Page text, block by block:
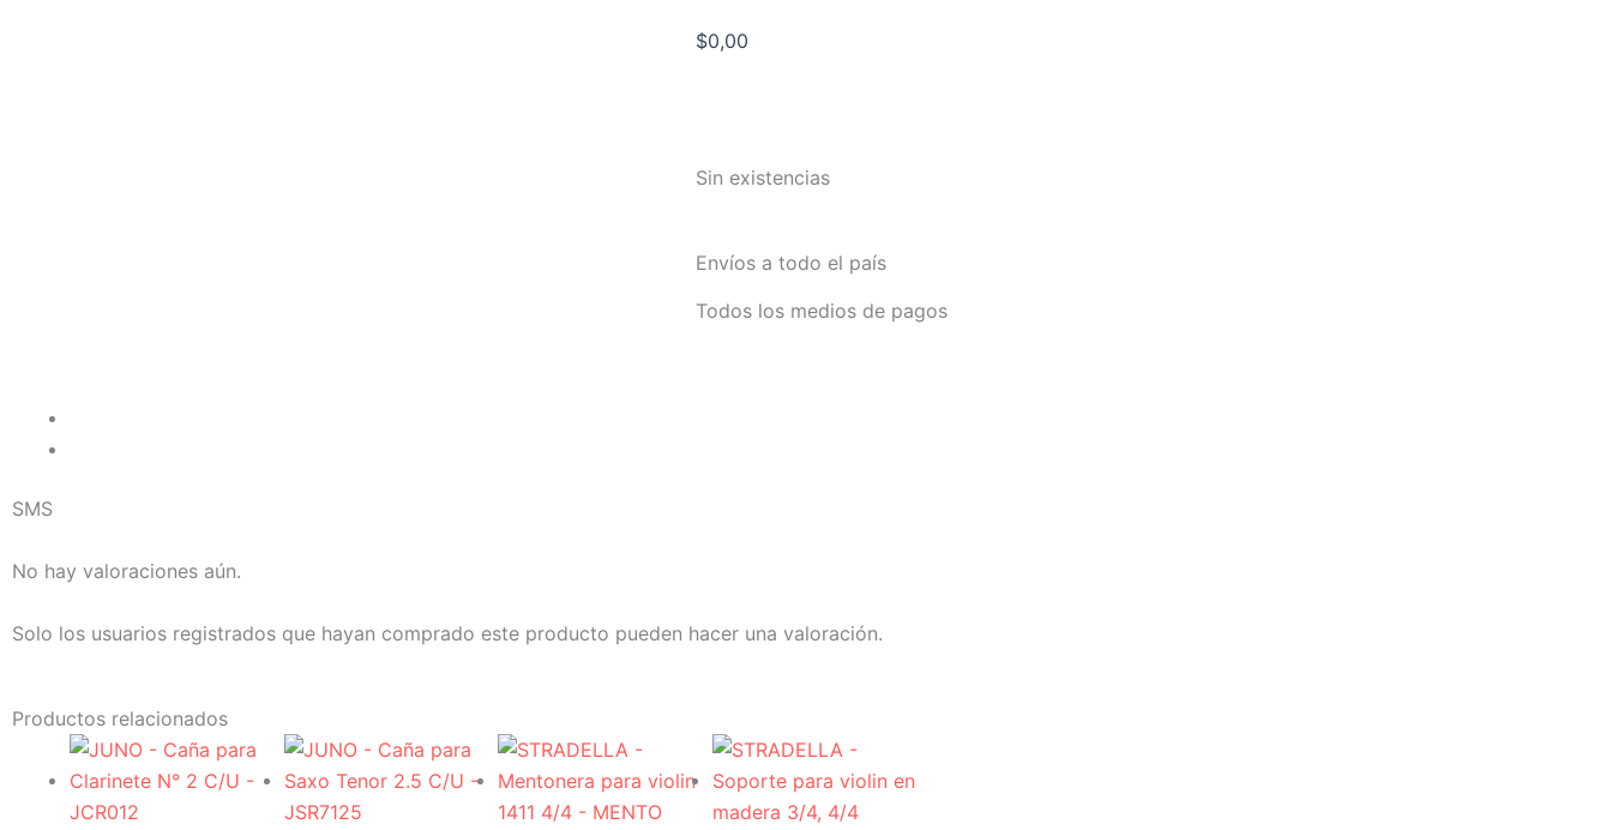
$0,00
Sin existencias
Envíos a todo el país
Todos los medios de pagos
SMS
No hay valoraciones aún.
Solo los usuarios registrados que hayan comprado este producto pueden hacer una valoración.
Productos relacionados